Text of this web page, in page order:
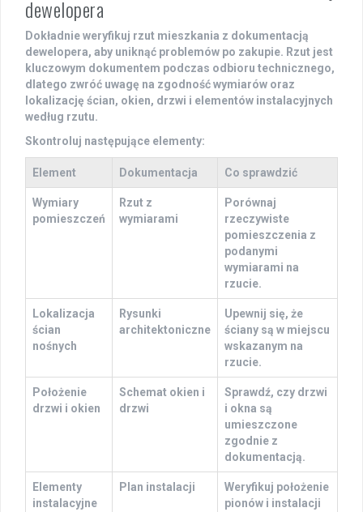
dewelopera
Dokładnieweryfikuj rzut mieszkania z dokumentacją
dewelopera, aby uniknąć problemów po zakupie. Rzut jest
kluczowym dokumentem podczas odbioru technicznego,
dlatego zwróć uwagę na zgodność wymiarów oraz
lokalizację ścian, okien, drzwi i elementów instalacyjnych
według rzutu.
Skontroluj następujące elementy:
Element Dokumentacja Co sprawdzić
Wymiary
pomieszczeń
Rzut z
wymiarami
Porównaj
rzeczywiste
pomieszczenia z
podanymi
wymiarami na
rzucie.
Lokalizacja
ścian
nośnych
Rysunki
architektoniczne
Upewnij się, że
ściany są w miejscu
wskazanym na
rzucie.
Położenie
drzwi i okien
Schemat okien i
drzwi
Sprawdź, czy drzwi
i okna są
umieszczone
zgodnie z
dokumentacją.
Elementy
instalacyjne
Plan instalacji
Weryfikuj położenie
pionów i instalacji